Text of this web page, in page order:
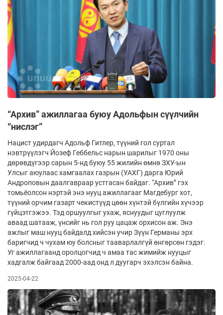
“Архив” ажиллагаа буюу Адольфын сүүлчийн
“нислэг”
Нацист удирдагч Адольф Гитлер, түүний гол суртал
нэвтрүүлэгч Йозеф Геббельс нарын шарилыг 1970 оны
дөрөвдүгээр сарын 5-нд буюу 55 жилийн өмнө ЗХУ-ын
Улсыг аюулаас хамгаалах газрын (УАХГ) дарга Юрий
Андроповын даалгавраар устгасан байдаг. “Архив” гэх
томьёолсон нэртэй энэ нууц ажиллагааг Магдебург хот,
түүний орчим газарт чекистүүд цөөн хүнтэй бүлгийн хүчээр
гүйцэтгэжээ. Тэд оршуулгыг ухаж, яснуудыг цуглуулж
аваад шатааж, үнсийг нь гол руу цацаж орхисон аж. Энэ
ажлыг маш нууц байдалд хийсэн учир Зүүн Германы эрх
баригчид ч чухам юу болсныг тааварлалгүй өнгөрсөн гэдэг.
Уг ажиллагаанд оролцогчид ч амаа тас жимийж нууцыг
хадгалж байгаад 2000-аад онд л дуугарч эхэлсэн байна.
2025-04-22